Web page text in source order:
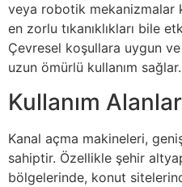
veya robotik mekanizmalar
en zorlu tıkanıklıkları bile
Çevresel koşullara uygun ve
uzun ömürlü kullanım sağlar.
Kullanım
Kanal açma makineleri,
sahiptir. Özellikle şehir
bölgelerinde, konut